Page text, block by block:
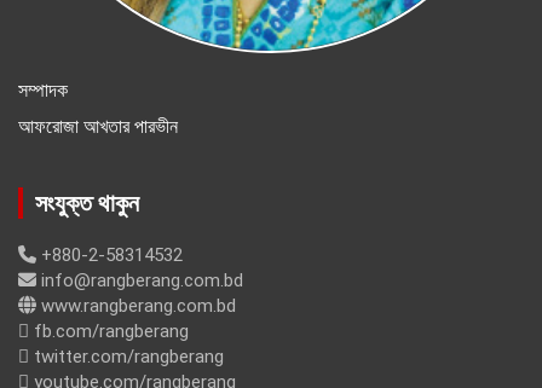
সম্পাদক
আফরোজা আখতার পারভীন
সংযুক্ত থাকুন
+880-2-58314532
info@rangberang.com.bd
www.rangberang.com.bd
fb.com/rangberang
twitter.com/rangberang
youtube.com/rangberang